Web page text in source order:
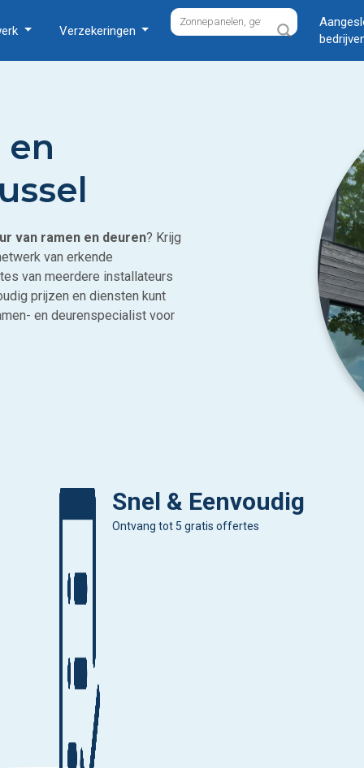
Verzekeringen
van ramen en deuren? Krijg
van erkende
van meerdere installateurs
prijzen en diensten kunt
en deurenspecialist voor
Snel & Eenvoudig
Ontvang tot 5 gratis offertes